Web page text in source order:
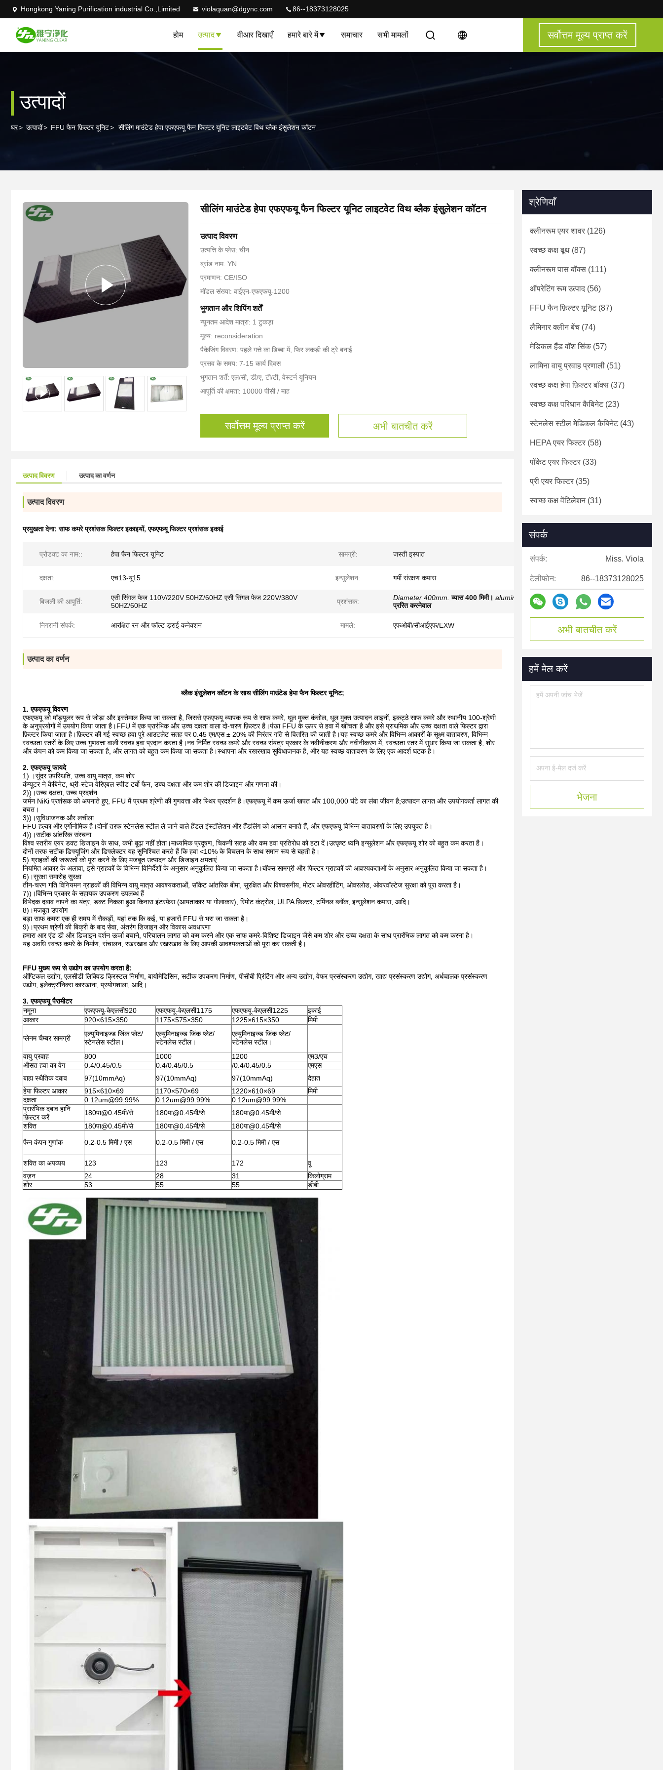
Hongkong Yaning Purification industrial Co.,Limited violaquan@dgync.com 86--18373128025
होम उत्पाद वीआर दिखाएँ हमारे बारे में समाचार सभी मामलों सर्वोत्तम मूल्य प्राप्त करें
उत्पादों
घर> उत्पादों> FFU फैन फ़िल्टर यूनिट> सीलिंग माउंटेड हेपा एफएफयू फैन फिल्टर यूनिट लाइटवेट विथ ब्लैक इंसुलेशन कॉटन
सीलिंग माउंटेड हेपा एफएफयू फैन फिल्टर यूनिट लाइटवेट विथ ब्लैक इंसुलेशन कॉटन
उत्पाद विवरण
उत्पत्ति के प्लेस: चीन
ब्रांड नाम: YN
प्रमाणन: CE/ISO
मॉडल संख्या: वाईएन-एफएफयू-1200
भुगतान और शिपिंग शर्तें
न्यूनतम आदेश मात्रा: 1 टुकड़ा
मूल्य: reconsideration
पैकेजिंग विवरण: पहले गत्ते का डिब्बा में, फिर लकड़ी की ट्रे बनाई
प्रसव के समय: 7-15 कार्य दिवस
भुगतान शर्तें: एल/सी, डी/ए, टी/टी, वेस्टर्न यूनियन
आपूर्ति की क्षमता: 10000 पीसी / माह
सर्वोत्तम मूल्य प्राप्त करें अभी बातचीत करें
उत्पाद विवरण उत्पाद का वर्णन
उत्पाद विवरण
प्रमुखता देना:साफ कमरे प्रशंसक फिल्टर इकाइयों,एफएफयू फिल्टर प्रशंसक इकाई
प्रोडक्ट का नाम:: हेपा फैन फिल्टर यूनिट सामग्री: जस्ती इस्पात
दक्षता: एच13-यू15 इन्सुलेशन: गर्मी संरक्षण कपास
बिजली की आपूर्ति:
एसी सिंगल फेज 110V/220V 50HZ/60HZ एसी सिंगल फेज 220V/380V
50HZ/60HZ
प्रशंसक: Diameter 400mm. व्यास 400 मिमी। aluminum impeller
एल्यूमीनियम
प्ररित करनेवाल
निगरानी संपर्क: आरक्षित रन और फॉल्ट ड्राई कनेक्शन मामले: एफओबी/सीआईएफ/EXW
उत्पाद का वर्णन
ब्लैक इंसुलेशन कॉटन के साथ सीलिंग माउंटेड हेपा फैन फिल्टर यूनिट;
1. एफएफयू विवरण
एफएफयू को मॉड्यूलर रूप से जोड़ा और इस्तेमाल किया जा सकता है, जिससे एफएफयू व्यापक रूप से साफ कमरे, धूल मुक्त कंसोल, धूल मुक्त उत्पादन लाइनों, इकट्ठे साफ कमरे और स्थानीय 100-श्रेणी
के अनुप्रयोगों में उपयोग किया जाता है।FFU में एक प्रारंभिक और उच्च दक्षता वाला दो-चरण फ़िल्टर है।पंखा FFU के ऊपर से हवा में खींचता है और इसे प्राथमिक और उच्च दक्षता वाले फिल्टर द्वारा
फ़िल्टर किया जाता है।फ़िल्टर की गई स्वच्छ हवा पूरे आउटलेट सतह पर 0.45 एम/एस ± 20% की निरंतर गति से वितरित की जाती है।यह स्वच्छ कमरे और विभिन्न आकारों के सूक्ष्म वातावरण, विभिन्न
स्वच्छता स्तरों के लिए उच्च गुणवत्ता वाली स्वच्छ हवा प्रदान करता है।नव निर्मित स्वच्छ कमरे और स्वच्छ संयंत्र प्रकार के नवीनीकरण और नवीनीकरण में, स्वच्छता स्तर में सुधार किया जा सकता है, शोर
और कंपन को कम किया जा सकता है, और लागत को बहुत कम किया जा सकता है।स्थापना और रखरखाव सुविधाजनक है, और यह स्वच्छ वातावरण के लिए एक आदर्श घटक है।
2. एफएफयू फायदे
1) ।सुंदर उपस्थिति, उच्च वायु मात्रा, कम शोर
कंप्यूटर ने कैबिनेट, थ्री-स्टेज वेरिएबल स्पीड टर्बो फैन, उच्च दक्षता और कम शोर की डिजाइन और गणना की।
2))।उच्च दक्षता, उच्च प्रदर्शन
जर्मन NiKi प्रशंसक को अपनाते हुए, FFU में प्रथम श्रेणी की गुणवत्ता और स्थिर प्रदर्शन है।एफएफयू में कम ऊर्जा खपत और 100,000 घंटे का लंबा जीवन है;उत्पादन लागत और उपयोगकर्ता लागत की
बचत।
3))।सुविधाजनक और लचीला
FFU हल्का और एर्गोनोमिक है।दोनों तरफ स्टेनलेस स्टील ले जाने वाले हैंडल इंस्टॉलेशन और हैंडलिंग को आसान बनाते हैं, और एफएफयू विभिन्न वातावरणों के लिए उपयुक्त है।
4))।सटीक आंतरिक संरचना
विश्व स्तरीय एयर डक्ट डिजाइन के साथ, कभी बूढ़ा नहीं होता।माध्यमिक प्रदूषण, चिकनी सतह और कम हवा प्रतिरोध को हटा दें।उत्कृष्ट ध्वनि इन्सुलेशन और एफएफयू शोर को बहुत कम करता है।
दोनों तरफ सटीक डिफ्यूजिंग और डिफ्लेक्टर यह सुनिश्चित करते हैं कि हवा <10% के विचलन के साथ समान रूप से बहती है।
5).ग्राहकों की जरूरतों को पूरा करने के लिए मजबूत उत्पादन और डिजाइन क्षमताएं
नियमित आकार के अलावा, इसे ग्राहकों के विभिन्न विनिर्देशों के अनुसार अनुकूलित किया जा सकता है।बॉक्स सामग्री और फिल्टर ग्राहकों की आवश्यकताओं के अनुसार अनुकूलित किया जा सकता है।
6)।सुरक्षा समारोह सुरक्षा
तीन-चरण गति विनियमन ग्राहकों की विभिन्न वायु मात्रा आवश्यकताओं, सॉकेट आंतरिक बीमा, सुरक्षित और विश्वसनीय, मोटर ओवरहीटिंग, ओवरलोड, ओवरवॉल्टेज सुरक्षा को पूरा करता है।
7))।विभिन्न प्रकार के सहायक उपकरण उपलब्ध हैं
विभेदक दबाव नापने का यंत्र, डक्ट निकला हुआ किनारा इंटरफ़ेस (आयताकार या गोलाकार), रिमोट कंट्रोल, ULPA फ़िल्टर, टर्मिनल ब्लॉक, इन्सुलेशन कपास, आदि।
8)।मजबूत उपयोग
बड़ा साफ कमरा एक ही समय में सैकड़ों, यहां तक ​​कि कई, या हजारों FFU से भरा जा सकता है।
9)।प्रथम श्रेणी की बिक्री के बाद सेवा, अंतरंग डिजाइन और विकास अवधारणा
हमारा आर एंड डी और डिजाइन दर्शन ऊर्जा बचाने, परिचालन लागत को कम करने और एक साफ कमरे-विशिष्ट डिजाइन जैसे कम शोर और उच्च दक्षता के साथ प्रारंभिक लागत को कम करना है।
यह अवधि स्वच्छ कमरे के निर्माण, संचालन, रखरखाव और रखरखाव के लिए आपकी आवश्यकताओं को पूरा कर सकती है।
FFU मुख्य रूप से उद्योग का उपयोग करता है:
ऑप्टिकल उद्योग, एलसीडी लिक्विड क्रिस्टल निर्माण, बायोमेडिसिन, सटीक उपकरण निर्माण, पीसीबी प्रिंटिंग और अन्य उद्योग, वेफर प्रसंस्करण उद्योग, खाद्य प्रसंस्करण उद्योग, अर्धचालक प्रसंस्करण
उद्योग, इलेक्ट्रॉनिक्स कारखाना, प्रयोगशाला, आदि।
3. एफएफयू पैरामीटर
नमूना
एफएफयू-केएलसी920 एफएफयू-केएलसी1175 एफएफयू-केएलसी1225
इकाई
आकार
920×615×350 1175×575×350 1225×615×350 मिमी
प्लेनम चैम्बर सामग्री
एल्युमिनाइज्ड जिंक प्लेट/
स्टेनलेस स्टील।
एल्युमिनाइज्ड जिंक प्लेट/
स्टेनलेस स्टील।
एल्युमिनाइज्ड जिंक प्लेट/
स्टेनलेस स्टील।
वायु प्रवाह
800 1000 1200
एम3/एच
औसत हवा का वेग
0.4/0.45/0.5 0.4/0.45/0.5 /0.4/0.45/0.5
एमएस
बाह्य स्थैतिक दबाव
97(10mmAq) 97(10mmAq) 97(10mmAq)
देहात
हेपा फिल्टर आकार
915×610×69 1170×570×69 1220×610×69
मिमी
दक्षता
0.12um@99.99% 0.12um@99.99%
0.12um@99.99%
प्रारंभिक दबाव हानि
फ़िल्टर करें
180पा@0.45मी/से 180पा@0.45मी/से
180पा@0.45मी/से
शक्ति
180पा@0.45मी/से 180पा@0.45मी/से 180पा@0.45मी/से
फैन कंपन गुणांक 0.2-0.5 मिमी / एस 0.2-0.5 मिमी / एस 0.2-0.5 मिमी / एस
शक्ति का अपव्यय 123 123 172
वू
वज़न
24 28 31
किलोग्राम
शोर
53 55 55 डीबी
श्रेणियाँ
क्लीनरूम एयर शावर (126)
स्वच्छ कक्ष बूथ (87)
क्लीनरूम पास बॉक्स (111)
ऑपरेटिंग रूम उत्पाद(56)
FFU फैन फ़िल्टर यूनिट(87)
लैमिनार क्लीन बेंच (74)
मेडिकल हैंड वॉश सिंक (57)
लामिना वायु प्रवाह प्रणाली (51)
स्वच्छ कक्ष हेपा फ़िल्टर बॉक्स (37)
स्वच्छ कक्ष परिधान कैबिनेट(23)
स्टेनलेस स्टील मेडिकल कैबिनेट(43)
HEPA एयर फिल्टर (58)
पॉकेट एयर फिल्टर (33)
प्री एयर फिल्टर (35)
स्वच्छ कक्ष वेंटिलेशन(31)
संपर्क
संपर्क: Miss. Viola
टेलीफोन: 86--18373128025
अभी बातचीत करें
हमें मेल करें
भेजना